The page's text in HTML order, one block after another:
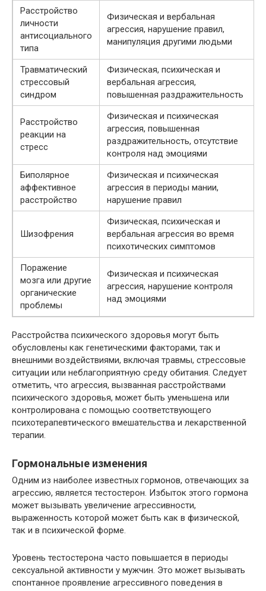
Расстройство
личности
антисоциального
типа
Физическая и вербальная
агрессия, нарушение правил,
манипуляция другими людьми
Травматический
стрессовый
синдром
Физическая, психическая и
вербальная агрессия,
повышенная раздражительность
Расстройство
реакции на
стресс
Физическая и психическая
агрессия, повышенная
раздражительность, отсутствие
контроля над эмоциями
Биполярное
аффективное
расстройство
Физическая и психическая
агрессия в периоды мании,
нарушение правил
Шизофрения
Физическая, психическая и
вербальная агрессия во время
психотических симптомов
Поражение
мозга или другие
органические
проблемы
Физическая и психическая
агрессия, нарушение контроля
над эмоциями
Расстройства психического здоровья могут быть
обусловлены как генетическими факторами, так и
внешними воздействиями, включая травмы, стрессовые
ситуации или неблагоприятную среду обитания. Следует
отметить, что агрессия, вызванная расстройствами
психического здоровья, может быть уменьшена или
контролирована с помощью соответствующего
психотерапевтического вмешательства и лекарственной
терапии.
Гормональные изменения
Одним из наиболее известных гормонов, отвечающих за
агрессию, является тестостерон. Избыток этого гормона
может вызывать увеличение агрессивности,
выраженность которой может быть как в физической,
так и в психической форме.
Уровень тестостерона часто повышается в периоды
сексуальной активности у мужчин. Это может вызывать
спонтанное проявление агрессивного поведения в